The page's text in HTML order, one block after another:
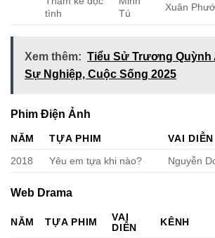
tình
Tú
Xuân
Xem thêm: Tiểu Sử Trương Quỳnh
Sự Nghiệp, Cuộc Sống 2025
Phim Điện Ảnh
NĂM TỰA PHIM VAI DIỄN
2018
Yêu em tựa khi nào? Nguyễn
Web Drama
NĂM TỰA PHIM
VAI
DIỄN
KÊNH